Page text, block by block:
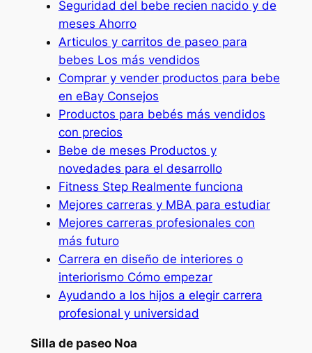
Seguridad del bebe recien nacido y de
meses Ahorro
Articulos y carritos de paseo para
bebes Los más vendidos
Comprar y vender productos para bebe
en eBay Consejos
Productos para bebés más vendidos
con precios
Bebe de meses Productos y
novedades para el desarrollo
Fitness Step Realmente funciona
Mejores carreras y MBA para estudiar
Mejores carreras profesionales con
más futuro
Carrera en diseño de interiores o
interiorismo Cómo empezar
Ayudando a los hijos a elegir carrera
profesional y universidad
Silla de paseo Noa